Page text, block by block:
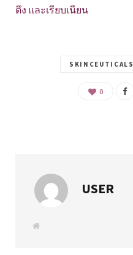
ตึง และเรียบเนียน
SKINCEUTICALS
0
USER
W